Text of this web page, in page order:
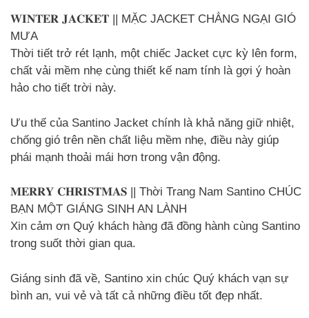
𝐖𝐈𝐍𝐓𝐄𝐑 𝐉𝐀𝐂𝐊𝐄𝐓 || MẶC JACKET CHẲNG NGẠI GIÓ
MƯA
Thời tiết trở rét lạnh, một chiếc Jacket cực kỳ lên form,
chất vải mềm nhẹ cùng thiết kế nam tính là gợi ý hoàn
hảo cho tiết trời này.
Ưu thế của Santino Jacket chính là khả năng giữ nhiệt,
chống gió trên nền chất liệu mềm nhẹ, điều này giúp
phái mạnh thoải mái hơn trong vận động.
𝐌𝐄𝐑𝐑𝐘 𝐂𝐇𝐑𝐈𝐒𝐓𝐌𝐀𝐒 || Thời Trang Nam Santino CHÚC
BẠN MỘT GIÁNG SINH AN LÀNH
Xin cảm ơn Quý khách hàng đã đồng hành cùng Santino
trong suốt thời gian qua.
Giáng sinh đã về, Santino xin chúc Quý khách vạn sự
bình an, vui vẻ và tất cả những điều tốt đẹp nhất.